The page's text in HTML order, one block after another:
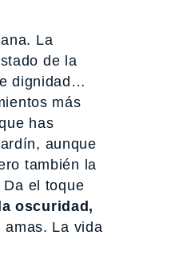
La
de la
dignidad…
más
has
aunque
también la
Da el toque
oscuridad,
amas. La vida